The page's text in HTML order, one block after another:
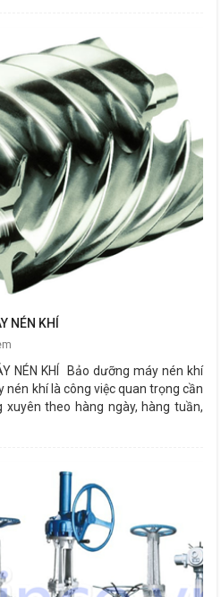
NÉN KHÍ
NÉN KHÍ Bảo dưỡng máy nén khí
nén khí là công việc quan trọng cần
theo hàng ngày, hàng tuần,